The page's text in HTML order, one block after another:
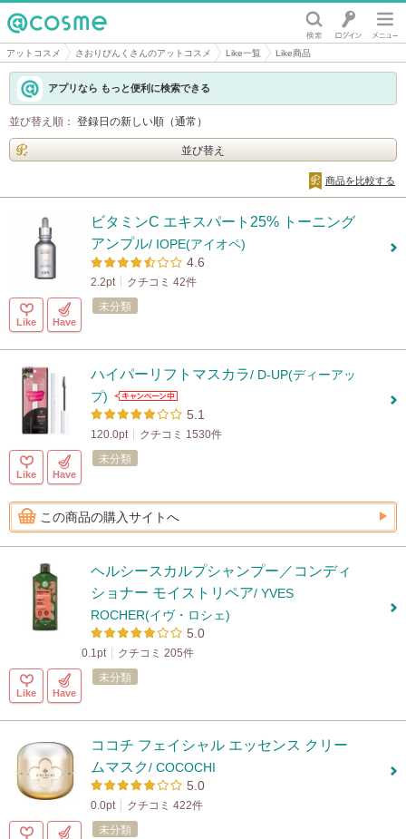
@cosme
アットコスメ さおりぴんくさんのアットコスメ Like一覧 Like商品
アプリなら もっと便利に検索できる
並び替え順： 登録日の新しい順（通常）
並び替え
商品を比較する
ビタミンC エキスパート25% トーニング
アンプル/ IOPE(アイオペ)
4.6
2.2pt クチコミ 42件
Like Have
未分類
ハイパーリフトマスカラ/ D-UP(ディーアッ
プ)
5.1
120.0pt クチコミ 1530件
Like Have
未分類
この商品の購入サイトへ
ヘルシースカルプシャンプー／コンディ
ショナー モイストリペア/ YVES
ROCHER(イヴ・ロシェ)
5.0
0.1pt クチコミ 205件
Like Have
未分類
ココチ フェイシャル エッセンス クリー
ムマスク/ COCOCHI
5.0
0.0pt クチコミ 422件
未分類